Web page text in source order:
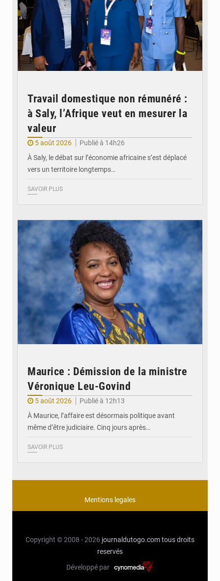
Travail domestique non rémunéré :
à Saly, l’Afrique veut en mesurer la
valeur
5 août 2026
Publié à 14h26
À Saly, le débat sur l’économie africaine s’est déplacé
vers un territoire longtemps…
SAVOIR PLUS
Maurice : Démission de la ministre
Véronique Leu-Govind
5 août 2026
Publié à 12h13
À Maurice, l’affaire est désormais politique avant
même d’être judiciaire. Cinq jours après…
SAVOIR PLUS
Mentions legales
Copyright © 2008 - 2026 journaldutogo.comtous droits
reservés
Développé par